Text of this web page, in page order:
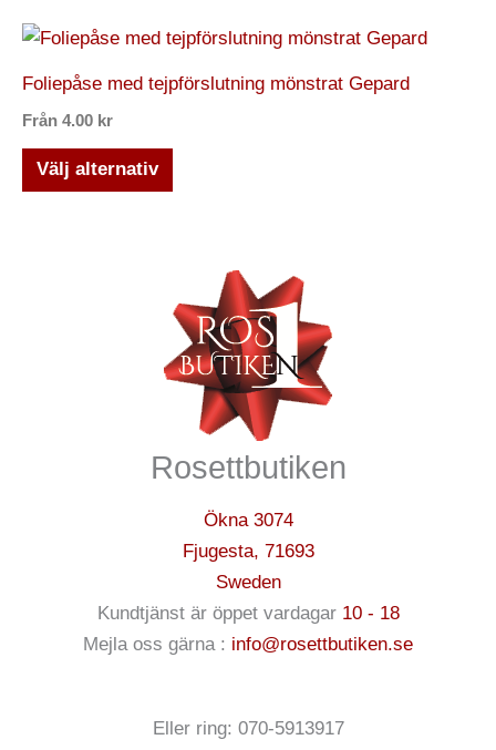
Foliepåse med tejpförslutning mönstrat Gepard
Från 4.00 kr
Välj alternativ
Rosettbutiken
Ökna 3074
Fjugesta, 71693
Sweden
Kundtjänst är öppet vardagar 10 - 18
Mejla oss gärna : info@rosettbutiken.se
Eller ring: 070-5913917